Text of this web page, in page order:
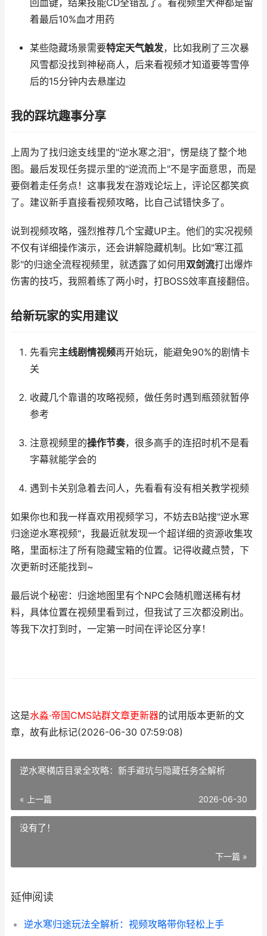
回血键，结果技能CD全错乱了。看视频里大神都是留
着最后10%血才用药
某些隐藏场景需要特定天气触发，比如我刷了三次暴
风雪都没找到神秘商人，后来看视频才知道要等雪停
后的15分钟内去悬崖边
我的踩坑趣事分享
上周为了找归途支线里的"逆水寒之泪"，愣是绕了整个地
图。最后发现任务提示里的"逆流而上"不是字面意思，而是
要倒着走任务点！这事我发在游戏论坛上，评论区都笑疯
了。建议新手直接看视频攻略，比自己试错快多了。
说到视频攻略，强烈推荐几个宝藏UP主。他们的实况视频
不仅有详细操作演示，还会讲解隐藏机制。比如"寒江孤
影"的归途全流程视频里，就透露了如何用 双剑流打出爆炸
伤害的技巧，我照着练了两小时，打BOSS效率直接翻倍。
给新玩家的实用建议
先看完主线剧情视频再开始玩，能避免90%的剧情卡
关
收藏几个靠谱的攻略视频，做任务时遇到瓶颈就暂停
参考
注意视频里的操作节奏，很多高手的连招时机不是看
字幕就能学会的
遇到卡关别急着去问人，先看看有没有相关教学视频
如果你也和我一样喜欢用视频学习，不妨去B站搜"逆水寒
归途逆水寒视频"，我最近就发现一个超详细的资源收集攻
略，里面标注了所有隐藏宝箱的位置。记得收藏点赞，下
次更新时还能找到~
最后说个秘密：归途地图里有个NPC会随机赠送稀有材
料，具体位置在视频里看到过，但我试了三次都没刷出。
等我下次打到时，一定第一时间在评论区分享！
这是水淼·帝国CMS站群文章更新器的试用版本更新的文
章，故有此标记(2026-06-30 07:59:08)
逆水寒横店目录全攻略：新手避坑与隐藏任务全解析
« 上一篇 2026-06-30
没有了！
下一篇 »
延伸阅读
逆水寒归途玩法全解析：视频攻略带你轻松上手